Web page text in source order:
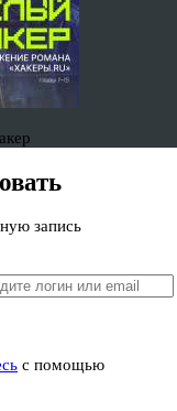
запись
с помощью